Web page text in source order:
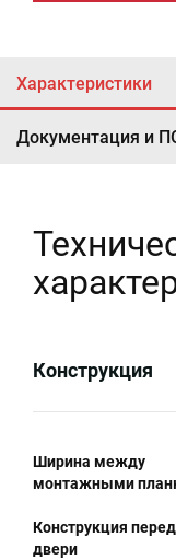
Характеристики
Документация и
Конструкция
Ширина между
монтажными
Конструкция
двери